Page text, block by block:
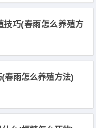
技巧(春雨怎么养殖方
春雨怎么养殖方法)